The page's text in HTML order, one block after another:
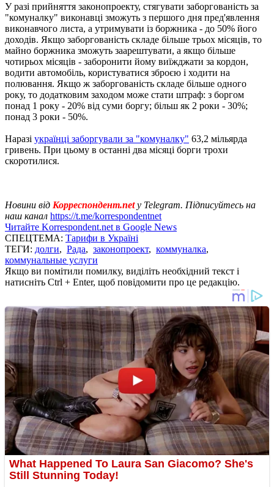
У разі прийняття законопроекту, стягувати заборгованість за
"комуналку" виконавці зможуть з першого дня пред'явлення
виконавчого листа, а утримувати із боржника - до 50% його
доходів. Якщо заборгованість складе більше трьох місяців, то
майно боржника зможуть заарештувати, а якщо більше
чотирьох місяців - заборонити йому виїжджати за кордон,
водити автомобіль, користуватися зброєю і ходити на
полювання. Якщо ж заборгованість складе більше одного
року, то додатковим заходом може стати штраф: з боргом
понад 1 року - 20% від суми боргу; більш як 2 роки - 30%;
понад 3 роки - 50%.
Наразі українці заборгували за "комуналку" 63,2 мільярда
гривень. При цьому в останні два місяці борги трохи
скоротилися.
Новини від Корреспондент.net у Telegram. Підписуйтесь на
наш канал https://t.me/korrespondentnet
Читайте Korrespondent.net в Google News
СПЕЦТЕМА: Тарифи в Україні
ТЕГИ: долги, Рада, законопроект, коммуналка,
коммунальные услуги
Якщо ви помітили помилку, виділіть необхідний текст і
натисніть Ctrl + Enter, щоб повідомити про це редакцію.